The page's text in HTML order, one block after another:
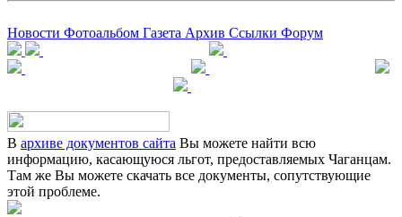
Новости Фотоальбом Газета Архив Ссылки Форум
В архиве документов сайта Вы можете найти всю
информацию, касающуюся льгот, предоставляемых Чаганцам.
Там же Вы можете скачать все документы, сопутствующие
этой проблеме.